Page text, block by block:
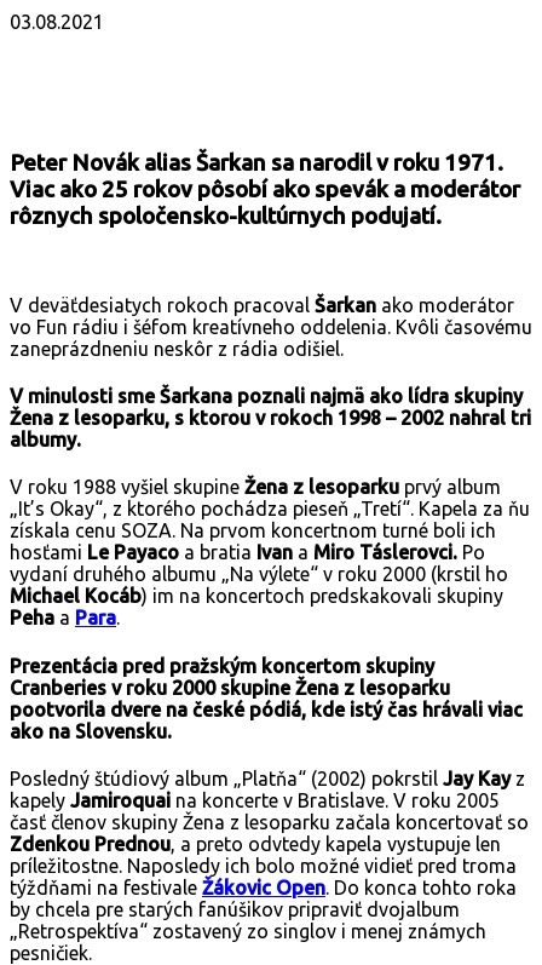
03.08.2021
Peter Novák alias Šarkan sa narodil v roku 1971.
Viac ako 25 rokov pôsobí ako spevák a moderátor
rôznych spoločensko-kultúrnych podujatí.
V deväťdesiatych rokoch pracoval Šarkan ako moderátor
vo Fun rádiu i šéfom kreatívneho oddelenia. Kvôli časovému
zaneprázdneniu neskôr z rádia odišiel.
V minulosti sme Šarkana poznali najmä ako lídra skupiny
Žena z lesoparku, s ktorou v rokoch 1998 – 2002 nahral tri
albumy.
V roku 1988 vyšiel skupine Žena z lesoparku prvý album
„It’s Okay“, z ktorého pochádza pieseň „Tretí“. Kapela za ňu
získala cenu SOZA. Na prvom koncertnom turné boli ich
hosťami Le Payaco a bratia Ivan a Miro Táslerovci. Po
vydaní druhého albumu „Na výlete“ v roku 2000 (krstil ho
Michael Kocáb) im na koncertoch predskakovali skupiny
Peha a Para.
Prezentácia pred pražským koncertom skupiny
Cranberies v roku 2000 skupine Žena z lesoparku
pootvorila dvere na české pódiá, kde istý čas hrávali viac
ako na Slovensku.
Posledný štúdiový album „Platňa“ (2002) pokrstil Jay Kayz
kapely Jamiroquai na koncerte v Bratislave. V roku 2005
časť členov skupiny Žena z lesoparku začala koncertovať so
Zdenkou Prednou, a preto odvtedy kapela vystupuje len
príležitostne. Naposledy ich bolo možné vidieť pred troma
týždňami na festivale Žákovic Open. Do konca tohto roka
by chcela pre starých fanúšikov pripraviť dvojalbum
„Retrospektíva“ zostavený zo singlov i menej známych
pesničiek.